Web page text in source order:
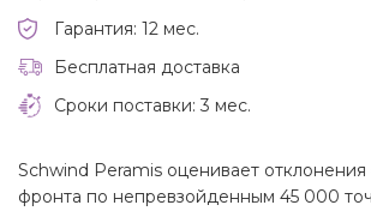
Гарантия: 12 мес.
Бесплатная доставка
Сроки поставки: 3 мес.
Schwind Peramis оценивает отклонения
фронта по непревзойденным 45 000